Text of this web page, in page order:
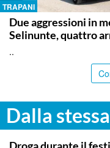
TRAPANI
Due aggressioni in
Selinunte, quattro
..
Dalla
PALERMO